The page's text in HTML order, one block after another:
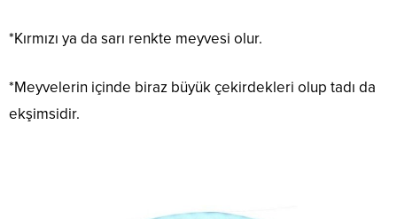
*Kırmızı ya da sarı renkte meyvesi olur.
*Meyvelerin içinde biraz büyük çekirdekleri olup tadı da
ekşimsidir.